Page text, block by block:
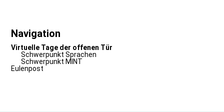
Navigation
Virtuelle Tage der offenen Tür
Schwerpunkt Sprachen
Schwerpunkt MINT
Eulenpost